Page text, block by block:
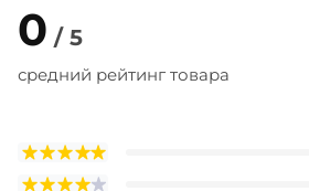
0 / 5
средний рейтинг товара